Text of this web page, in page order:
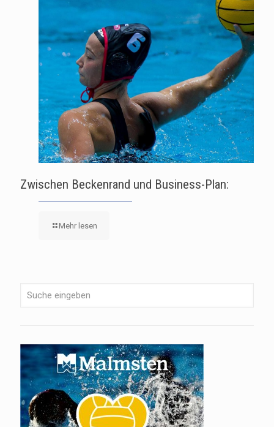
Zwischen Beckenrand und Business-Plan:
Mehr lesen